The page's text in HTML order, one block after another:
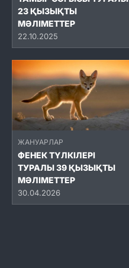
23 ҚЫЗЫҚТЫ
МӘЛІМЕТТЕР
22.10.2025
ЖАНУАРЛАР
ФЕНЕК ТҮЛКІЛЕРІ
ТУРАЛЫ 39 ҚЫЗЫҚТЫ
МӘЛІМЕТТЕР
30.04.2026